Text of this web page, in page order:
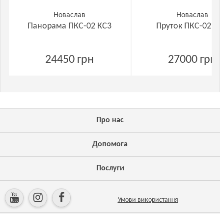
Новаслав
Панорама ПКС-02 КС3
24450 грн
Новаслав
Пруток ПКС-02
27000 грн
Про нас
Допомога
Послуги
Умови використання